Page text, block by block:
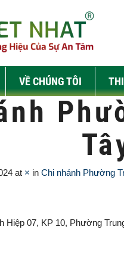
VỀ CHÚNG TÔI
at × in Chi nhánh Phường
Hiệp 07, KP 10, Phường